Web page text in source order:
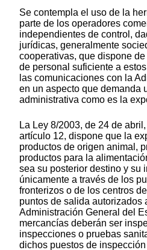
Se contempla el uso de la
parte de los operadores
independientes de control,
jurídicas, generalmente
cooperativas, que dispone
de personal suficiente a
las comunicaciones con la
en un aspecto que demanda
administrativa como es la
La Ley 8/2003, de 24 de
artículo 12, dispone que la
productos de origen animal,
productos para la
sea su posterior destino y su
únicamente a través de los
fronterizos o de los centros
puntos de salida autorizados
Administración General del
mercancías deberán ser
inspecciones o pruebas
dichos puestos de